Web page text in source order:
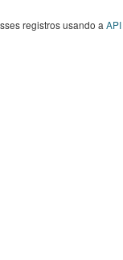
registros usando a API